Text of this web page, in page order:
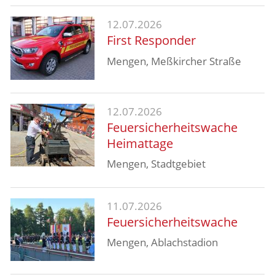
12.07.2026
First Responder
Mengen, Meßkircher Straße
12.07.2026
Feuersicherheitswache
Heimattage
Mengen, Stadtgebiet
11.07.2026
Feuersicherheitswache
Mengen, Ablachstadion